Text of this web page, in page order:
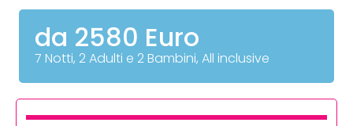
da 2580 Euro
7 Notti, 2 Adulti e 2 Bambini, All inclusive